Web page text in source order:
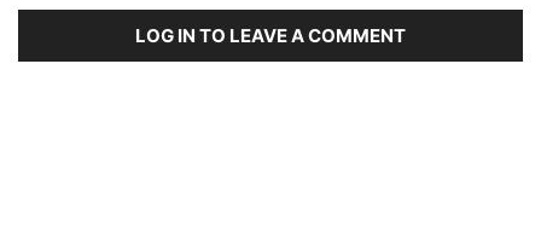
LOG IN TO LEAVE A COMMENT